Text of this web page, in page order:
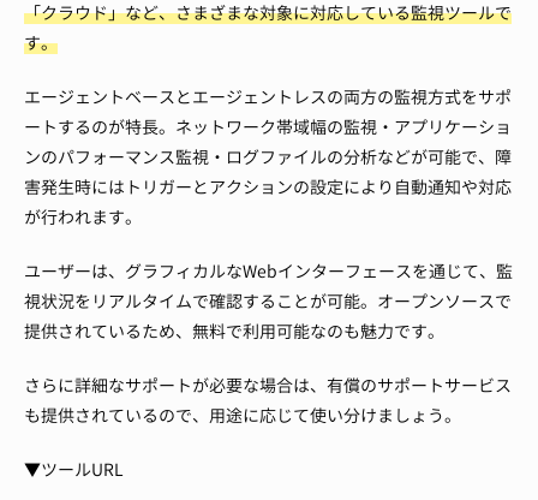
「クラウド」など、さまざまな対象に対応している監視ツールで
す。
エージェントベースとエージェントレスの両方の監視方式をサポ
ートするのが特長。ネットワーク帯域幅の監視・アプリケーショ
ンのパフォーマンス監視・ログファイルの分析などが可能で、障
害発生時にはトリガーとアクションの設定により自動通知や対応
が行われます。
ユーザーは、グラフィカルなWebインターフェースを通じて、監
視状況をリアルタイムで確認することが可能。オープンソースで
提供されているため、無料で利用可能なのも魅力です。
さらに詳細なサポートが必要な場合は、有償のサポートサービス
も提供されているので、用途に応じて使い分けましょう。
▼ツールURL